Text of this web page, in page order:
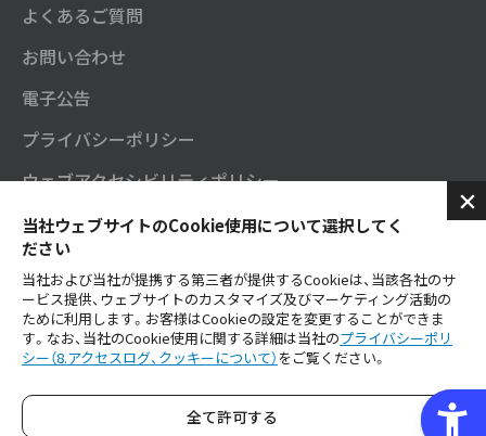
当社ウェブサイトのCookie使用について選択してく
ださい
当社および当社が提携する第三者が提供するCookieは、当該各社のサ
ービス提供、ウェブサイトのカスタマイズ及びマーケティング活動の
ために利用します。お客様はCookieの設定を変更することができま
す。なお、当社のCookie使用に関する詳細は当社のプライバシーポリ
シー（8.アクセスログ、クッキーについて） をご覧ください。
全て許可する
よくあるご質問
お問い合わせ
電子公告
プライバシーポリシー
ウェブアクセシビリティポリシー
セガサミーグループソーシャルメディアポリシー
SNS公式アカウント
ご利用にあたり
セガサミーグループ公式YouTube